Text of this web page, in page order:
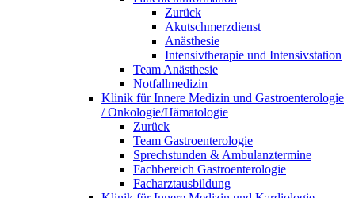
Zurück
Akutschmerzdienst
Anästhesie
Intensivtherapie und Intensivstation
Team Anästhesie
Notfallmedizin
Klinik für Innere Medizin und Gastroenterologie
/ Onkologie/Hämatologie
Zurück
Team Gastroenterologie
Sprechstunden & Ambulanztermine
Fachbereich Gastroenterologie
Facharztausbildung